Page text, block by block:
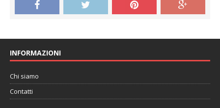
INFORMAZIONI
Chi siamo
Contatti